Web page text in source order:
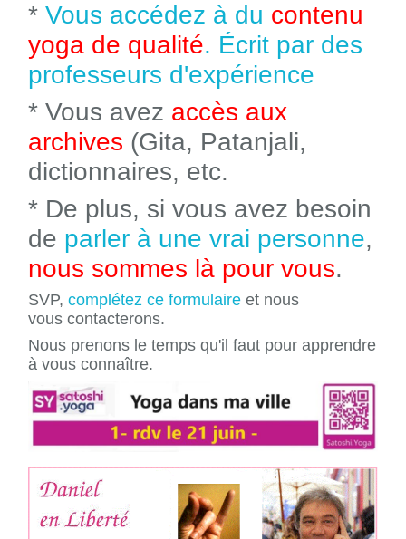
* Vous accédez à du contenu
yoga de qualité. Écrit par des
professeurs d'expérience
* Vous avez accès aux
archives (Gita, Patanjali,
dictionnaires, etc.
* De plus, si vous avez besoin
de parler à une vrai personne,
nous sommes là pour vous.
SVP, complétez ce formulaire et nous
vous contacterons.
Nous prenons le temps qu'il faut pour apprendre
à vous connaître.